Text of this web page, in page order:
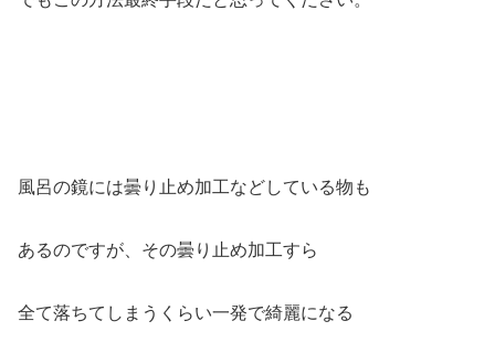
風呂の鏡には曇り止め加工などしている物も
あるのですが、その曇り止め加工すら
全て落ちてしまうくらい一発で綺麗になる